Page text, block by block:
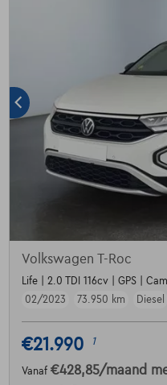
Volkswagen T-Roc
Life | 2.0 TDI 116cv | GPS |
02/2023
73.950 km Diesel
€21.990 1
Vanaf €428,85/maand